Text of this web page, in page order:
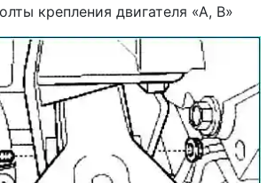
крепления двигателя «А, В»